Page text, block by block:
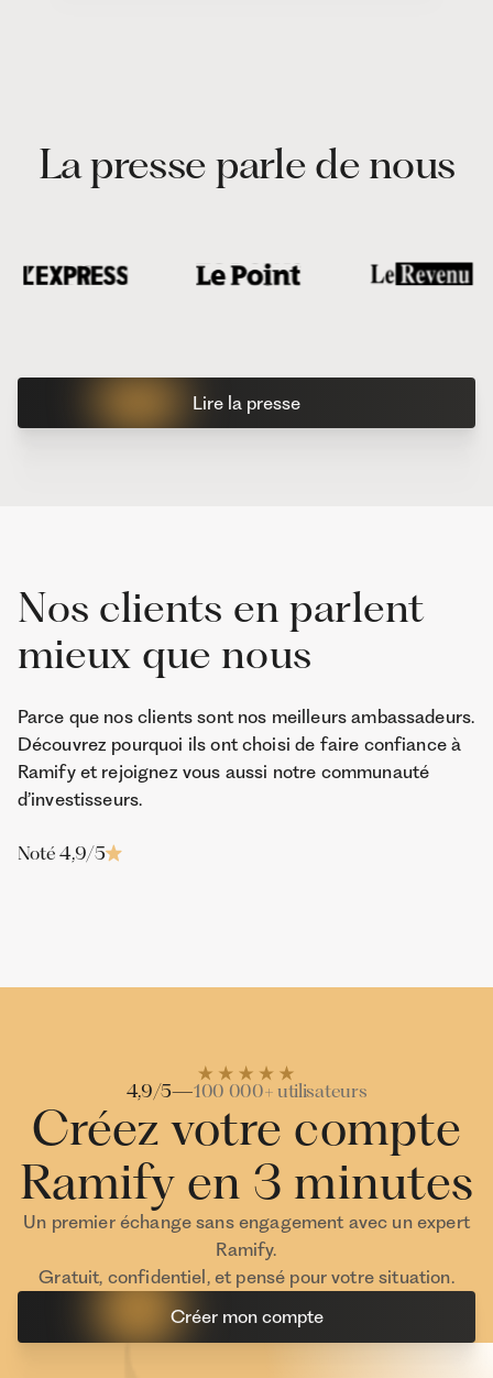
La presse parle de nous
Lire la presse
Nos clients en parlent
mieux que nous
Parce que nos clients sont nos meilleurs ambassadeurs.
Découvrez pourquoi ils ont choisi de faire confiance à
Ramify et rejoignez vous aussi notre communauté
d’investisseurs.
Noté 4,9/5
Thomas Franck
4,9/5—100 000+ utilisateurs
Créez votre compte
Ramify en 3 minutes
Un premier échange sans engagement avec un expert
Ramify.
Gratuit, confidentiel, et pensé pour votre situation.
Créer mon compte